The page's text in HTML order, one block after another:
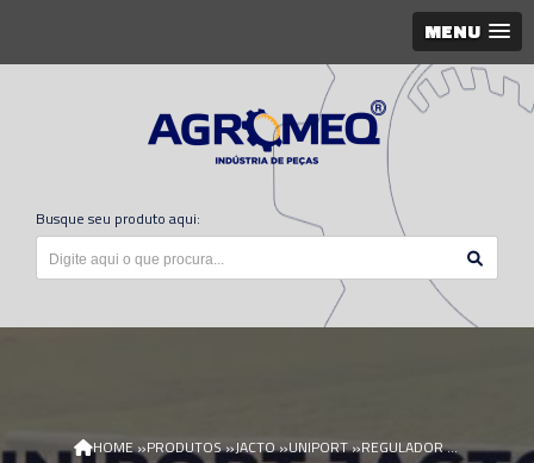
MENU
Busque seu produto aqui:
HOME»PRODUTOS»JACTO»UNIPORT» REGULADOR DO APOIO DO SEMIEIXO 1187870/AGR